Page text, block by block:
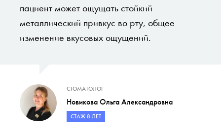
пациент может ощущать стойкий
металлический привкус во рту, общее
изменение вкусовых ощущений.
СТОМАТОЛОГ
Новикова Ольга Александровна
СТАЖ 8 ЛЕТ